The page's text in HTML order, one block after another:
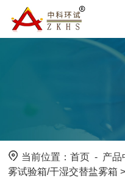
当前位置：首页 - 产品
雾试验箱/干湿交替盐雾箱